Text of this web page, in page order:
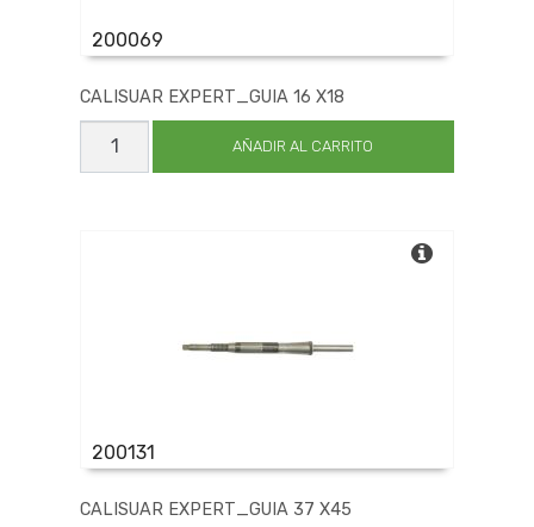
200069
CALISUAR EXPERT_GUIA 16 X18
CALISUAR
EXPERT_GUIA
16
AÑADIR AL CARRITO
200131
CALISUAR EXPERT_GUIA 37 X45